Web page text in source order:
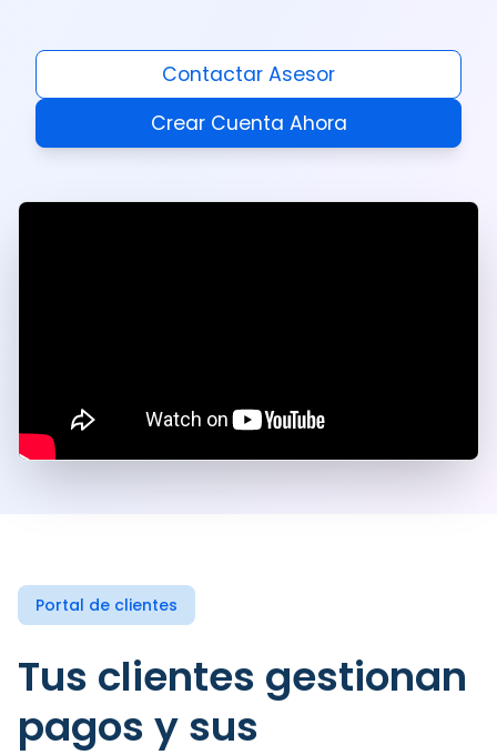
Contactar Asesor
Crear Cuenta Ahora
Portal de clientes
Tus clientes gestionan
pagos y sus